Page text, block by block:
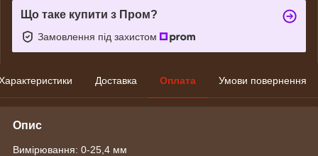
Що таке купити з Пром?
Замовлення під захистом
Доставка Оплата Умови повернення
Опис
Вимірювання: 0-25,4 мм